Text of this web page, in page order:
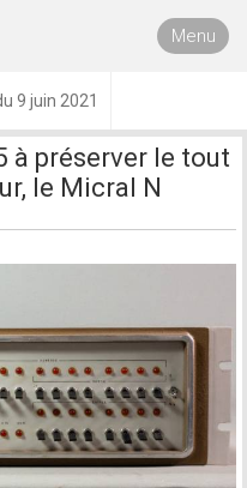
Menu
9 juin 2021
à préserver le tout
le Micral N